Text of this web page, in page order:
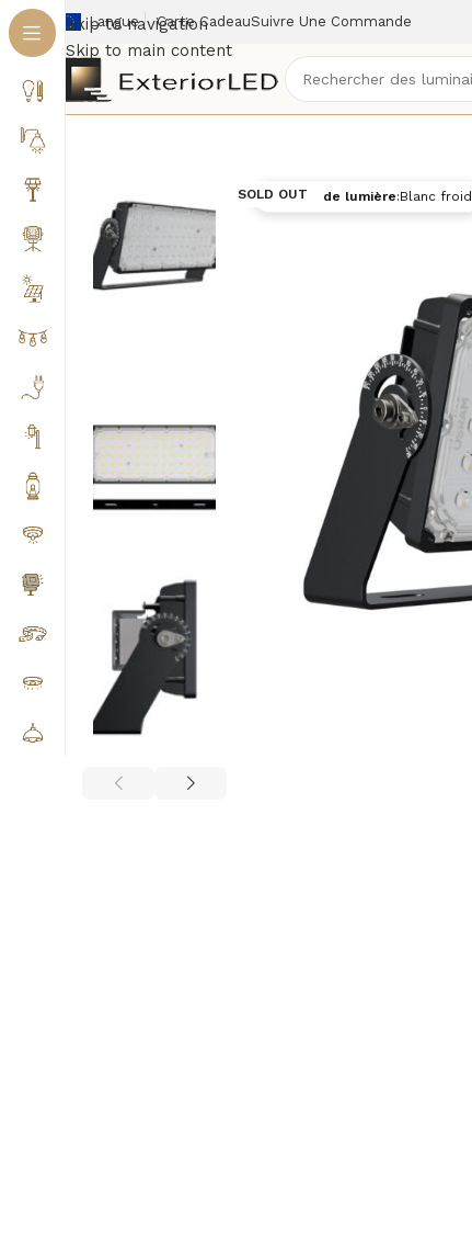
Skip to navigation
Skip to main content
Langue Carte CadeauSuivre Une Commande
Accueil /Projecteurs
SOLD OUT
Couleur de lumière:Blanc froid